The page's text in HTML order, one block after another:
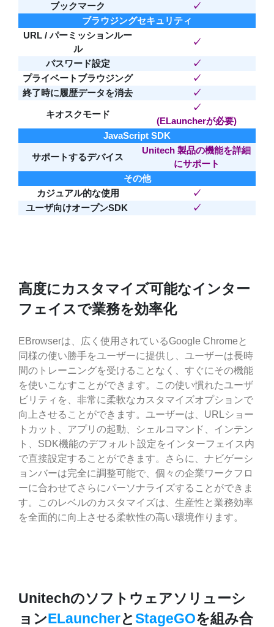
ブックマーク
✓
ブラウジングセキュリティ
URL / パーミッションルー
ル
✓
パスワード設定
✓
プライベートブラウジング
✓
終了時に履歴データを消去
✓
キオスクモード
✓
(ELauncherが必要)
JavaScript SDK
サポートするデバイス
Unitech 製品の機能を詳細
にサポート
その他
カジュアル的な使用
✓
ユーザ向けオープンSDK
✓
高度にカスタマイズ可能なインター
フェイスで業務を効率化
EBrowserは、広く使用されているGoogle Chromeと
同様の使い勝手をユーザーに提供し、ユーザーは長時
間のトレーニングを受けることなく、すぐにその機能
を使いこなすことができます。この使い慣れたユーザ
ビリティを、非常に柔軟なカスタマイズオプションで
向上させることができます。ユーザーは、URLショー
トカット、アプリの起動、シェルコマンド、インテン
ト、SDK機能のデフォルト設定をインターフェイス内
で直接設定することができます。さらに、ナビゲーシ
ョンバーは完全に調整可能で、個々の企業ワークフロ
ーに合わせてさらにパーソナライズすることができま
す。このレベルのカスタマイズは、生産性と業務効率
を全面的に向上させる柔軟性の高い環境作ります。
Unitechのソフトウェアソリューシ
ョンELauncherとStageGOを組み合